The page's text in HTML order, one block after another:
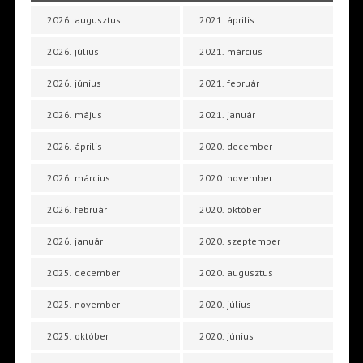
2026. augusztus
2026. július
2026. június
2026. május
2026. április
2026. március
2026. február
2026. január
2025. december
2025. november
2025. október
2021. április
2021. március
2021. február
2021. január
2020. december
2020. november
2020. október
2020. szeptember
2020. augusztus
2020. július
2020. június